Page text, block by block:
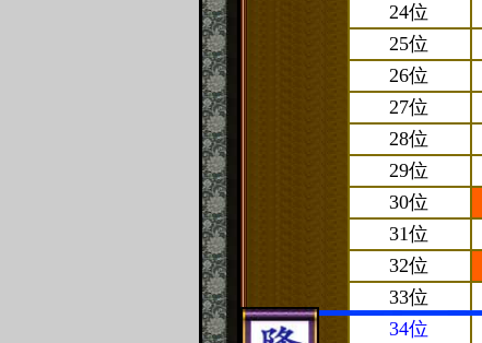
24位
25位
26位
27位
28位
29位
30位
31位
32位
33位
34位